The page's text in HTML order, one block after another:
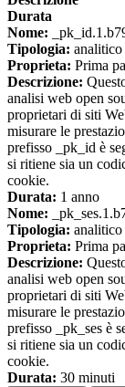
Durata
Nome:
Tipologia: analitico
Proprieta: Prima
Descrizione:
analisi web open
proprietari di siti
misurare le
prefisso _pk_id è
si ritiene sia un
cookie.
Durata: 1 anno
Nome:
Tipologia: analitico
Proprieta: Prima
Descrizione:
analisi web open
proprietari di siti
misurare le
prefisso _pk_ses è
si ritiene sia un
cookie.
Durata: 30 minuti